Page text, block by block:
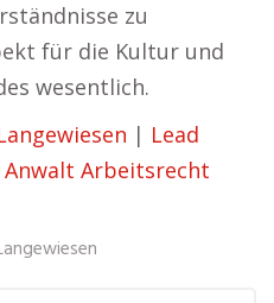
zu
für die Kultur und
wesentlich.
| Lead
Anwalt Arbeitsrecht